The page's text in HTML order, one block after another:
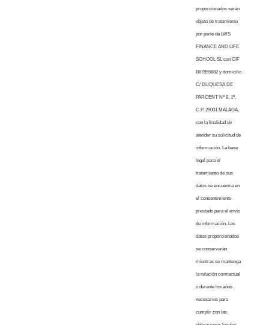
proporcionados serán
objeto de tratamiento
por parte de LWS
FINANCE AND LIFE
SCHOOL SL con CIF
B67855882 y domicilio
C/ DUQUESA DE
PARCENT Nº 8, 1º,
C.P. 29001 MALAGA,
con la finalidad de
atender su solicitud de
información. La base
legal para el
tratamiento de sus
datos se encuentra en
el consentimiento
prestado para el envío
de información. Los
datos proporcionados
se conservarán
mientras se mantenga
la relación contractual
o durante los años
necesarios para
cumplir con las